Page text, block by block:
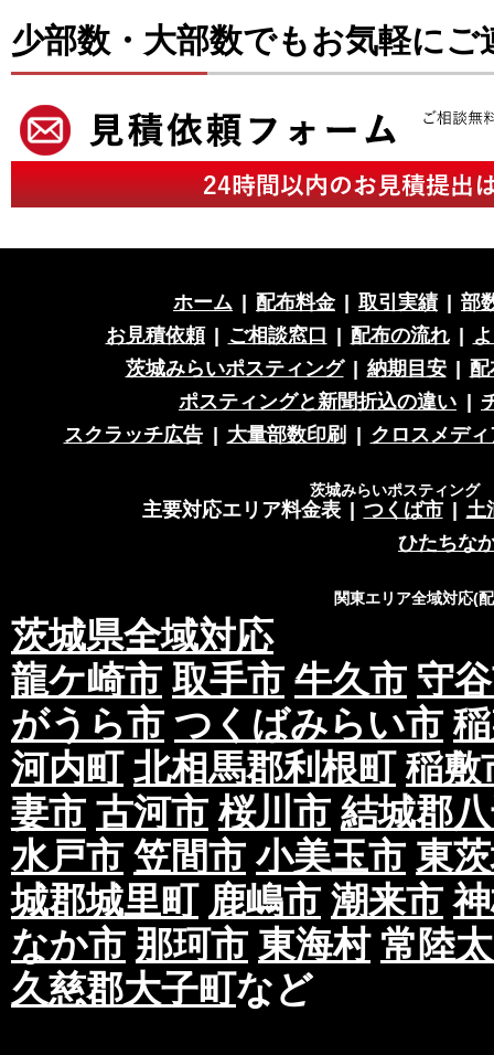
少部数・大部数でもお気軽にご
ホーム 配布料金 取引実績
部
お見積依頼
ご相談窓口 配布の流れ
茨城みらいポスティング
納期目安
ポスティングと新聞折込の違い
スクラッチ広告
大量部数印刷 クロスメディ
茨城みらいポスティング
主要対応エリア料金表 つくば市
土
ひたちな
関東エリア全域対応(
茨城県全域対応
龍ケ崎市 取手市 牛久市 守
がうら市 つくばみらい市
河内町 北相馬郡利根町 稲敷
妻市 古河市 桜川市 結城郡
水戸市 笠間市 小美玉市 東
城郡城里町 鹿嶋市 潮来市
なか市 那珂市 東海村 常陸
久慈郡大子町など